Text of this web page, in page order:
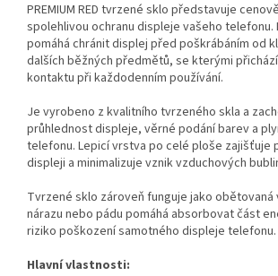
PREMIUM RED tvrzené sklo představuje
spolehlivou ochranu displeje vašeho telefonu.
pomáhá chránit displej před poškrábáním od
dalších běžných předmětů, se kterými
kontaktu při každodenním používání.
Je vyrobeno z kvalitního tvrzeného skla a
průhlednost displeje, věrné podání barev a
telefonu. Lepicí vrstva po celé ploše zajišťuje
displeji a minimalizuje vznik vzduchových
Tvrzené sklo zároveň funguje jako
nárazu nebo pádu pomáhá absorbovat část
riziko poškození samotného displeje telefonu.
Hlavní vlastnosti: